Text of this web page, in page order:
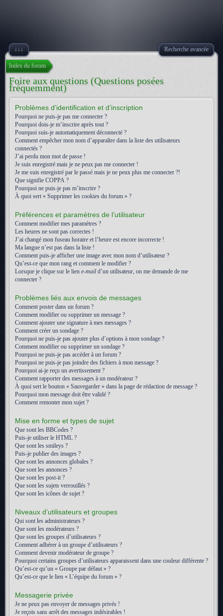
↓↓↓ Recherche avancée
Index du forum
Foire aux questions (Questions posées
fréquemment)
Problèmes d’identification et d’inscription
Pourquoi ne puis-je pas me connecter ?
Pourquoi dois-je m’inscrire après tout ?
Pourquoi suis-je automatiquement déconnecté ?
Comment empêcher mon nom d’apparaître dans la liste des utilisateurs
connectés ?
J’ai perdu mon mot de passe !
Je suis enregistré mais je ne peux pas me connecter !
Je me suis enregistré par le passé mais je ne peux plus me connecter ?!
Que signifie COPPA ?
Pourquoi ne puis-je pas m’inscrire ?
À quoi sert « Supprimer les cookies du forum » ?
Préférences et paramètres de l’utilisateur
Comment modifier mes paramètres ?
Les heures ne sont pas correctes !
J’ai changé mon fuseau horaire et l’heure est encore incorrecte !
Ma langue n’est pas dans la liste !
Comment puis-je afficher une image avec mon nom d’utilisateur ?
Qu’est-ce que mon rang et comment le modifier ?
Lorsque je clique sur le lien e-mail d’un utilisateur, on me demande de me
connecter ?
Problèmes liés aux envois de messages
Comment poster dans un forum ?
Comment modifier ou supprimer un message ?
Comment ajouter une signature à mes messages ?
Comment créer un sondage ?
Pourquoi ne puis-je pas ajouter plus d’options à mon sondage ?
Comment modifier ou supprimer un sondage ?
Pourquoi ne puis-je pas accéder à un forum ?
Pourquoi ne puis-je pas joindre des fichiers à mon message ?
Pourquoi ai-je reçu un avertissement ?
Comment rapporter des messages à un modérateur ?
À quoi sert le bouton « Sauvegarder » dans la page de rédaction de message ?
Pourquoi mon message doit être validé ?
Comment remonter mon sujet ?
Mise en forme et types de sujet
Que sont les BBCodes ?
Puis-je utiliser le HTML ?
Que sont les smileys ?
Puis-je publier des images ?
Que sont les annonces globales ?
Que sont les annonces ?
Que sont les post-it ?
Que sont les sujets verrouillés ?
Que sont les icônes de sujet ?
Niveaux d’utilisateurs et groupes
Qui sont les administrateurs ?
Que sont les modérateurs ?
Que sont les groupes d’utilisateurs ?
Comment adhérer à un groupe d’utilisateurs ?
Comment devenir modérateur de groupe ?
Pourquoi certains groupes d’utilisateurs apparaissent dans une couleur différente ?
Qu’est-ce qu’un « Groupe par défaut » ?
Qu’est-ce que le lien « L’équipe du forum » ?
Messagerie privée
Je ne peux pas envoyer de messages privés !
Je reçois sans arrêt des messages indésirables !